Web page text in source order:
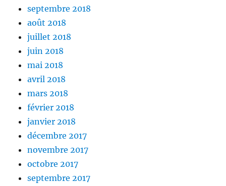
septembre 2018
août 2018
juillet 2018
juin 2018
mai 2018
avril 2018
mars 2018
février 2018
janvier 2018
décembre 2017
novembre 2017
octobre 2017
septembre 2017